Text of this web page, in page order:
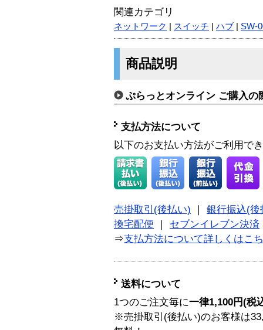
関連カテゴリ
ネットワーク スイッチ ハブ SW-
商品説明
ぷらっとオンライン ご購入の
支払方法について
以下のお支払い方法がご利用で
売掛取引(後払い)
銀行振込(後
換宅配便
セブンイレブン決済
⇒支払方法について詳しくはこ
送料について
1つのご注文毎に一律1,100円(税
※売掛取引(後払い)のお客様は